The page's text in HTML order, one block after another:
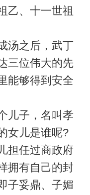
乙、十一世祖
之后，武丁
三位伟大的先
能够得到安全
子，名叫孝
女儿是谁呢?
任过商政府
拥有自己的封
子妥鼎、子媚